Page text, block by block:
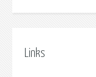
Links